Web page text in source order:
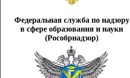
Федеральная служба по надзору
в сфере образования и науки
(Рособрнадзор)